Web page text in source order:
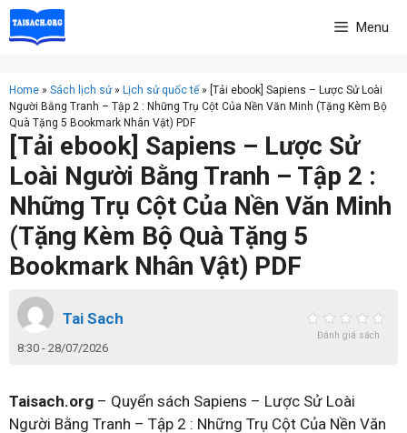
Skip
to
Menu
Home » Sách lịch sử» Lịch sử quốc tế » [Tải ebook] Sapiens – Lược Sử Loài
Người Bằng Tranh – Tập 2 : Những Trụ Cột Của Nền Văn Minh (Tặng Kèm Bộ
Quà Tặng 5 Bookmark Nhân Vật) PDF
[Tải ebook] Sapiens – Lược Sử
Loài Người Bằng Tranh – Tập 2 :
Những Trụ Cột Của Nền Văn Minh
(Tặng Kèm Bộ Quà Tặng 5
Bookmark Nhân Vật) PDF
Tai Sach
8:30 - 28/07/2026
Đánh giá sách
Taisach.org – Quyển sách Sapiens – Lược Sử Loài
Người Bằng Tranh – Tập 2 : Những Trụ Cột Của Nền Văn